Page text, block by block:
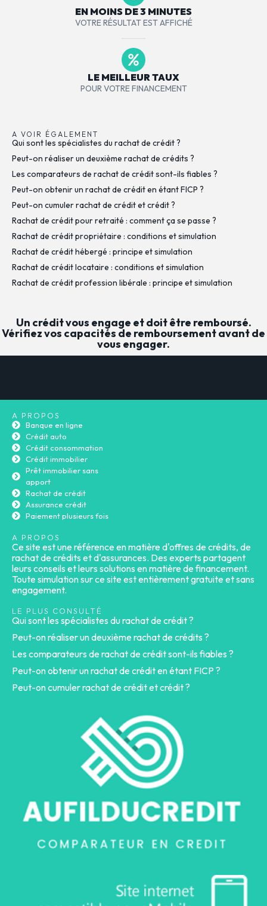
EN MOINS DE 3 MINUTES
VOTRE RÉSULTAT EST AFFICHÉ
LE MEILLEUR TAUX
POUR VOTRE FINANCEMENT
A VOIR ÉGALEMENT
Qui sont les spécialistes du rachat de crédit ?
Peut-on réaliser un deuxième rachat de crédits ?
Les comparateurs de rachat de crédit sont-ils fiables ?
Peut-on obtenir un rachat de crédit en étant FICP ?
Peut-on cumuler rachat de crédit et crédit ?
Rachat de crédit pour retraité : comment ça se passe ?
Rachat de crédit propriétaire : conditions et simulation
Rachat de crédit hébergé : principe et simulation
Rachat de crédit locataire : conditions et simulation
Rachat de crédit profession libérale : principe et simulation
Un crédit vous engage et doit être remboursé.
Vérifiez vos capacités de remboursement avant de
vous engager.
A PROPOS
Banque en ligne
Crédit auto
Crédit consommation
Crédit immobilier
Prêt immobilier sans
apport
Rachat de crédit
Assurance crédit
Paiement plusieurs fois
A PROPOS
Ce site est une référence en matière d'offres de crédits, de
rachat de crédits et d'assurances. Des experts partagent
leurs conseils et leurs solutions en matière de financement.
Toute simulation sur ce site est entièrement gratuite et sans
engagement.
LE PLUS CONSULTÉ
Qui sont les spécialistes du rachat de crédit ?
Peut-on réaliser un deuxième rachat de crédits ?
Les comparateurs de rachat de crédit sont-ils fiables ?
Peut-on obtenir un rachat de crédit en étant FICP ?
Peut-on cumuler rachat de crédit et crédit ?